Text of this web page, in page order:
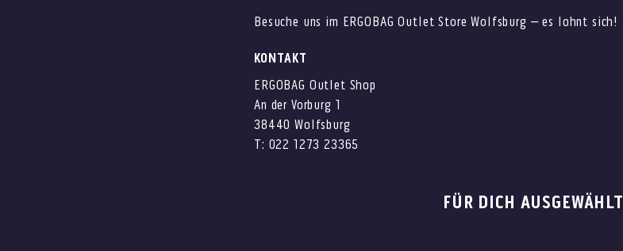
Besuche uns im ERGOBAG Outlet Store Wolfsburg – es lohnt sich!
KONTAKT
ERGOBAG Outlet Shop
An der Vorburg 1
38440 Wolfsburg
T: 022 1273 23365
FÜR DICH AUSGEWÄHLT